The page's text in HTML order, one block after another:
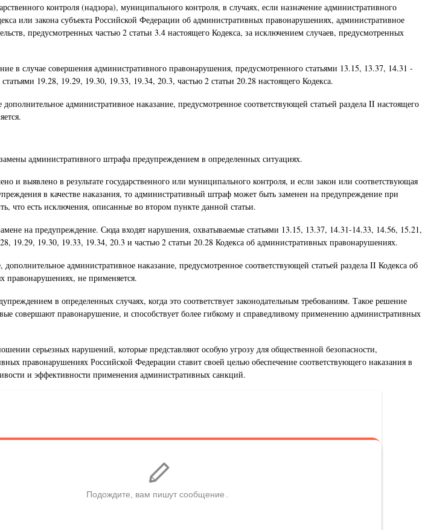
контроля (надзора), муниципального контроля, в случаях, если назначение административного
или закона субъекта Российской Федерации об административных правонарушениях, административное
предусмотренных частью 2 статьи 3.4 настоящего Кодекса, за исключением случаев, предусмотренных
в случае совершения административного правонарушения, предусмотренного статьями 13.15, 13.37, 14.31 -
19.28, 19.29, 19.30, 19.33, 19.34, 20.3, частью 2 статьи 20.28 настоящего Кодекса.
административное наказание, предусмотренное соответствующей статьей раздела II настоящего
административного штрафа предупреждением в определенных ситуациях.
выявлено в результате государственного или муниципального контроля, и если закон или соответствующая
в качестве наказания, то административный штраф может быть заменен на предупреждение при
что есть исключения, описанные во втором пункте данной статьи.
на предупреждение. Сюда входят нарушения, охватываемые статьями 13.15, 13.37, 14.31-14.33, 14.56, 15.21,
19.29, 19.30, 19.33, 19.34, 20.3 и частью 2 статьи 20.28 Кодекса об административных правонарушениях.
административное наказание, предусмотренное соответствующей статьей раздела II Кодекса об
правонарушениях, не применяется.
в определенных случаях, когда это соответствует законодательным требованиям. Такое решение
совершают правонарушение, и способствует более гибкому и справедливому применению административных
серьезных нарушений, которые представляют особую угрозу для общественной безопасности,
правонарушениях Российской Федерации ставит своей целью обеспечение соответствующего наказания в
и эффективности применения административных санкций.